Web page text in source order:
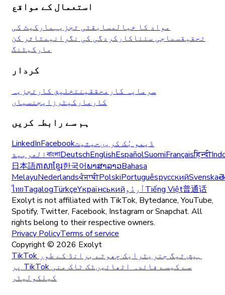
استعمال کے مواقع
مواد کا خیالمسابقتی تجزیہمارکیٹ کی
تحقیقسماجی سننا کارکردگی کی نگرانیمتاثر کن
مارکیٹنگ
کردار
سرمایہ کار محققینتخلیق کار تجزیہ
کار مارکیٹرز ایجنسیاں
ہم سے رابطہ کریں
LinkedInFacebook ڈیمو بُک کریںحیثیت
العربيةবাংলাDeutschEnglishEspañolSuomiFrançaisहिन्दी
日本語ភាសាខ្មែរ한국어ພາສາລາວBahasa
MelayuNederlandsਪੰਜਾਬੀPolskiPortuguêsрусскийSvenska
ไทยTagalogTürkçeYкраїнськийاُردُو Tiếng Việt普通话
Exolyt is not affiliated with TikTok, Bytedance, YouTube,
Spotify, Twitter, Facebook, Instagram or Snapchat. All
rights belong to their respective owners.
Privacy PolicyTerms of service
Copyright © 2026 Exolyt
TikTok ہیش ٹیگ جنریٹر ایک چھوٹے برانڈ کے طور
پر TikTok سے کیسے فائدہ اٹھائیںٹک ٹاک منی
کیلکولیٹر